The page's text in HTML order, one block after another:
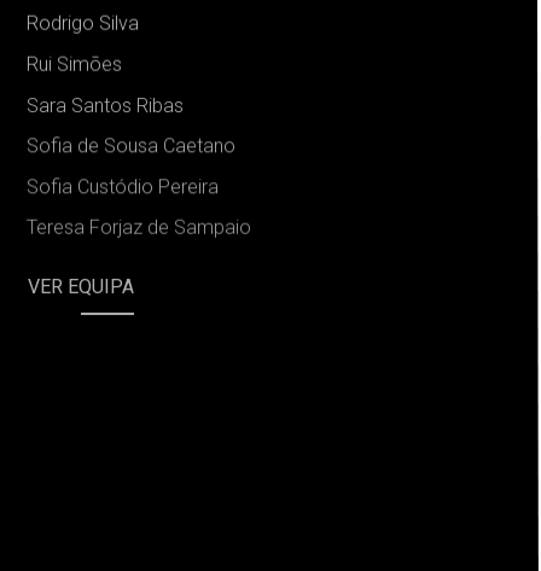
Rodrigo Silva
Rui Simões
Sara Santos Ribas
Sofia de Sousa Caetano
Sofia Custódio Pereira
Teresa Forjaz de Sampaio
VER EQUIPA